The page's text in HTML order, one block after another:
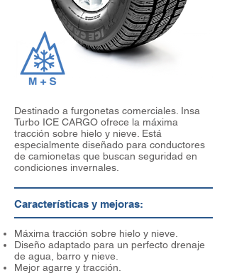
Destinado a furgonetas comerciales. Insa
Turbo ICE CARGO ofrece la máxima
tracción sobre hielo y nieve. Está
especialmente diseñado para conductores
de camionetas que buscan seguridad en
condiciones invernales.
Características y mejoras:
Máxima tracción sobre hielo y nieve.
Diseño adaptado para un perfecto drenaje
de agua, barro y nieve.
Mejor agarre y tracción.